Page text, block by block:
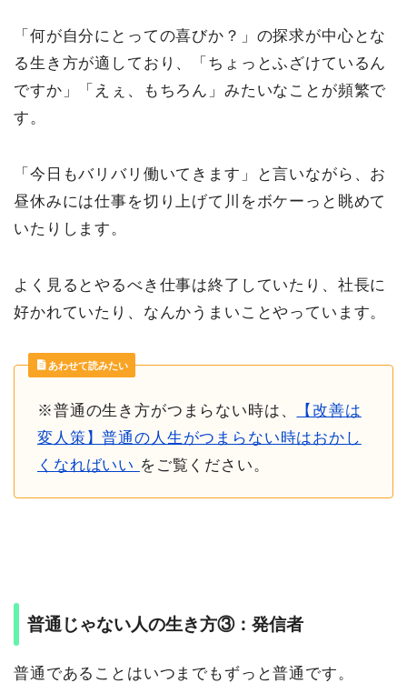
「何が自分にとっての喜びか？」の探求が中心とな
る生き方が適しており、「ちょっとふざけているん
ですか」「えぇ、もちろん」みたいなことが頻繁で
す。
「今日もバリバリ働いてきます」と言いながら、お
昼休みには仕事を切り上げて川をボケーっと眺めて
いたりします。
よく見るとやるべき仕事は終了していたり、社長に
好かれていたり、なんかうまいことやっています。
あわせて読みたい
※普通の生き方がつまらない時は、
【改善は
変人策】普通の人生がつまらない時はおかし
くなればいい をご覧ください。
普通じゃない人の生き方③：発信者
普通であることはいつまでもずっと普通です。